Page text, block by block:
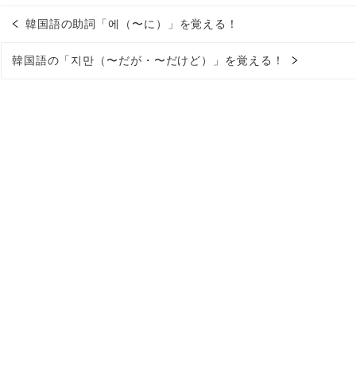
韓国語の助詞「에（〜に）」を覚える！
韓国語の「지만（〜だが・〜だけど）」を覚える！